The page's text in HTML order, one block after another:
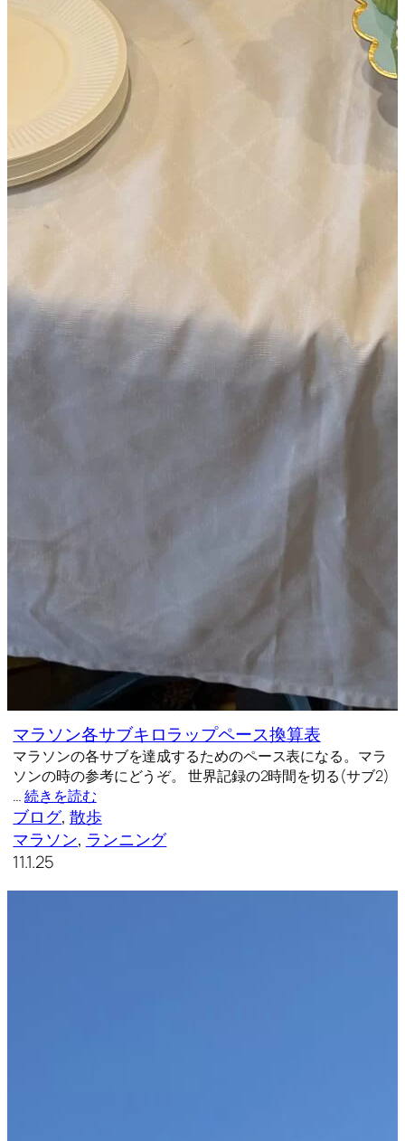
マラソン各サブキロラップペース換算表
マラソンの各サブを達成するためのペース表になる。マラ
ソンの時の参考にどうぞ。 世界記録の2時間を切る(サブ2)
…続きを読む
ブログ, 散歩
マラソン, ランニング
11.1.25